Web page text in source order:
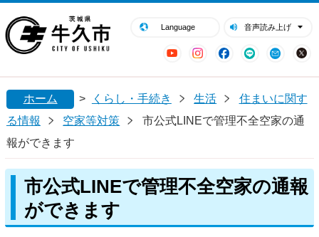
Language 音声読み上げ
YouTubeInstagram
Facebook
LINE Mail
閉じる
ホーム > くらし・手続き 生活
住まいに関す
る情報
空家等対策
市公式LINEで管理不全空家の通
報ができます
市公式LINEで管理不全空家の通報
ができます